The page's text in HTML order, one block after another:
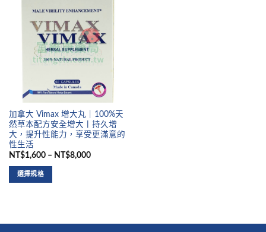
加拿大 Vimax 增大丸｜100%天
然草本配方安全增大丨持久增
大，提升性能力，享受更滿意的
性生活
NT$1,600 – NT$8,000
選擇規格